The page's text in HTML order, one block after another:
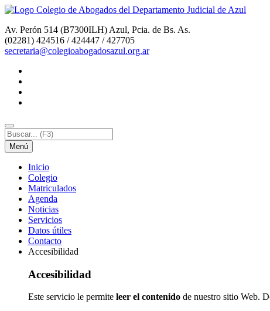
Av. Perón 514 (B7300ILH) Azul, Pcia. de Bs. As.
(02281) 424516 / 424447 / 427705
secretaria@colegioabogadosazul.org.ar
Menú
Inicio
Colegio
Matriculados
Agenda
Noticias
Servicios
Datos útiles
Contacto
Accesibilidad
Accesibilidad
Este servicio le permite leer el contenido de nuestro sitio Web.